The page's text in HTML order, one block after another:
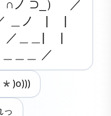
∩ノ ⊃_）　／
＿ノ　|　 |
／＿＿|　 |
＿＿ ／
っ